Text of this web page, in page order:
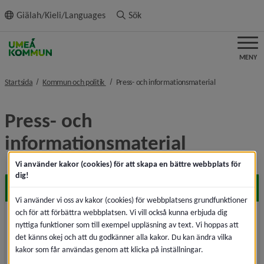
innehållet
Giälah/Kieli/Languages Sök
MENY
Startsida Kommun och politik nivå i brödsmulenavigeringen
Press- och informationsmaterialnivå i
Press- och
informationsmaterial
Pressmeddelanden
Ta del av kommunens alla pressmeddelanden,
mediearkiv i samband med pressmeddelanden och
mediekontakter.
Vi använder kakor (cookies) för att skapa en bättre webbplats för
dig!
Vi använder vi oss av kakor (cookies) för webbplatsens grundfunktioner
och för att förbättra webbplatsen. Vi vill också kunna erbjuda dig
nyttiga funktioner som till exempel uppläsning av text. Vi hoppas att
det känns okej och att du godkänner alla kakor. Du kan ändra vilka
kakor som får användas genom att klicka på inställningar.